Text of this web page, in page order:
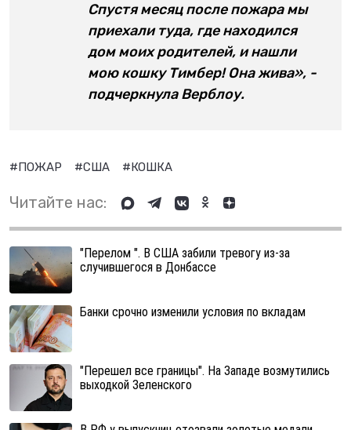
Спустя месяц после пожара мы
приехали туда, где находился
дом моих родителей, и нашли
мою кошку Тимбер! Она жива», -
подчеркнула Верблоу.
#ПОЖАР #США #КОШКА
Читайте нас:
"Перелом ". В США забили тревогу из-за
случившегося в Донбассе
Банки срочно изменили условия по вкладам
"Перешел все границы". На Западе возмутились
выходкой Зеленского